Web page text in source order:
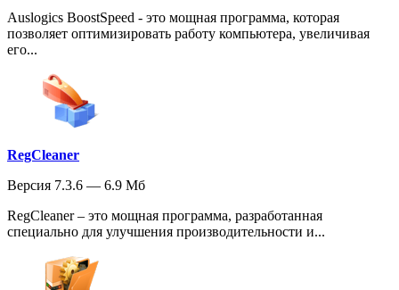
Auslogics BoostSpeed - это мощная программа, которая
позволяет оптимизировать работу компьютера, увеличивая
его...
RegCleaner
Версия 7.3.6 — 6.9 Мб
RegCleaner – это мощная программа, разработанная
специально для улучшения производительности и...